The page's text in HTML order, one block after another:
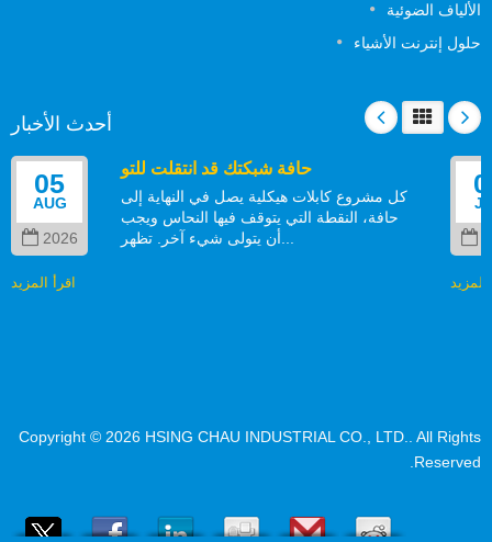
الضوئية
إنترنت الأشياء
أحدث الأخبار
05
AUG
2026
حافة شبكتك قد انتقلت للتو
كل مشروع كابلات هيكلية يصل في النهاية إلى
حافة، النقطة التي يتوقف فيها النحاس ويجب
اقرأ المزيد
Copyright © 2026HSING CHAU INDUSTRIAL CO., LTD.. All